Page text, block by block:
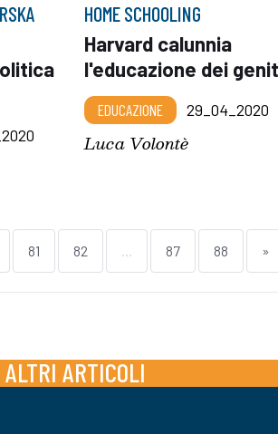
HOME SCHOOLING
Harvard calunnia
l'educazione dei
EDUCAZIONE 29_04_2020
Luca Volontè
81 82 ... 87 88 »
ALTRI ARTICOLI